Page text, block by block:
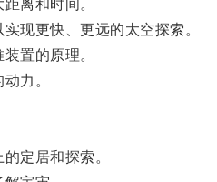
离和时间。
现更快、更远的太空探索。
置的原理。
力。
定居和探索。